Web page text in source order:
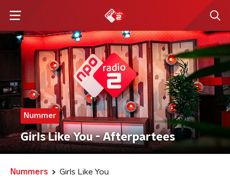
Nummer
Girls Like You - Afterpartees
Nummers Girls Like You